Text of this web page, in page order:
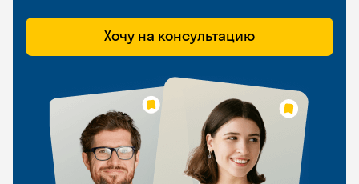
Хочу на консультацию